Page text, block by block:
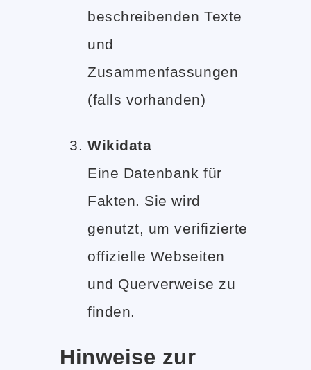
beschreibenden Texte
und
Zusammenfassungen
(falls vorhanden)
Wikidata
Eine Datenbank für
Fakten. Sie wird
genutzt, um verifizierte
offizielle Webseiten
und Querverweise zu
finden.
Hinweise zur